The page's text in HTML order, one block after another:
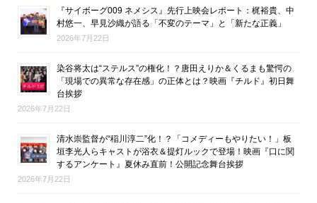
『サイボーグ009 ネメシス』先行上映会レポート：梶裕貴、中
村悠一、早見沙織が語る「不変のテーマ」と「新たな正義」
2026年7月22日
染谷将太は“ステルス”の権化！？唐田えりか＆くるまも驚愕の
「現場での異常な存在感」の正体とは？映画『チルド』初日舞
台挨拶
2026年7月22日
清水崇監督が“稲川淳二”化！？「コメディーもやりたい！」板
垣李光人らキャストが浴衣＆提灯ルックで登場！映画『口に関
するアンケート』夏休み直前！公開記念舞台挨拶
2026年7月22日